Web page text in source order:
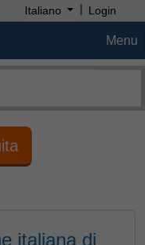
Italiano | Login
Menu
italiana di